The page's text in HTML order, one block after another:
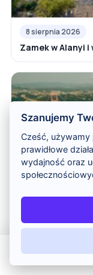
8 sierpnia 2026
Zamek w Alanyi i
7 sierpnia 2026
Cieśnina Bosfor
Szanujemy
Cześć,
prawidłowe
wydajność oraz